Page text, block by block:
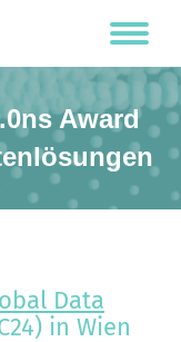
Award
Data
in Wien